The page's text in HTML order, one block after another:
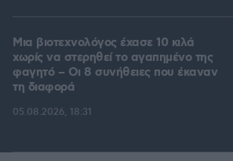
Μια βιοτεχνολόγος έχασε 10 κιλά
χωρίς να στερηθεί το αγαπημένο της
φαγητό – Οι 8 συνήθειες που έκαναν
τη διαφορά
05.08.2026, 18:31